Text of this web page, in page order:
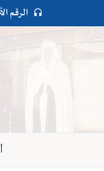

 الرقم